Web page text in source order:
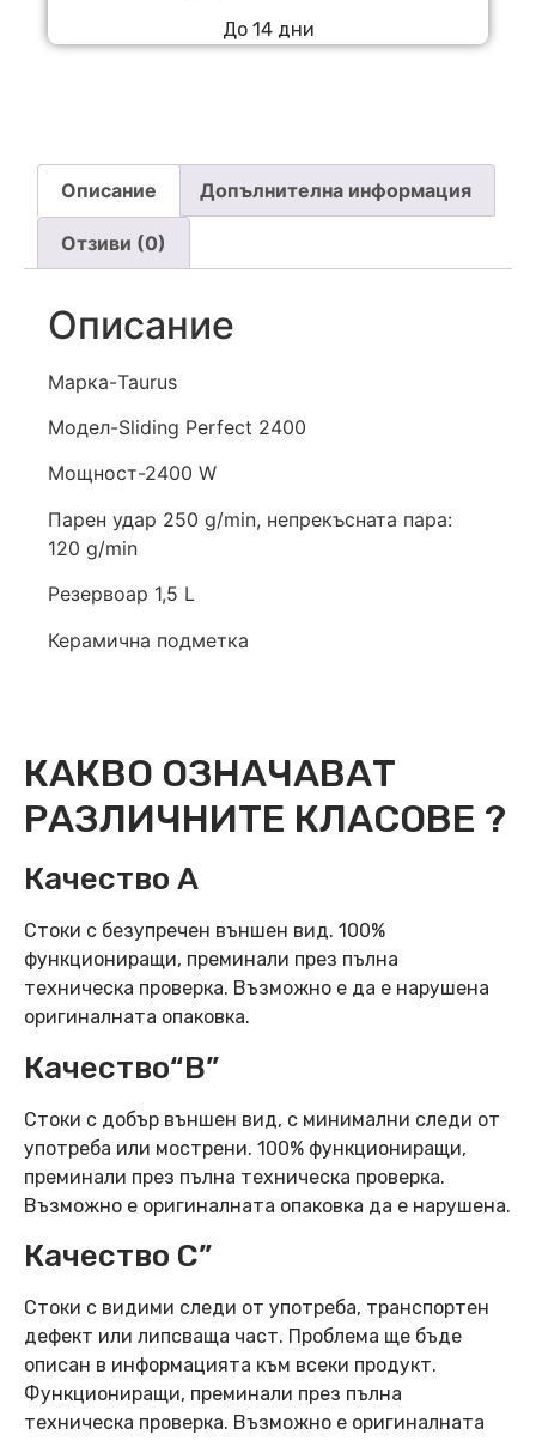
До 14 дни
Описание Допълнителна информация
Отзиви (0)
Описание
Марка-Taurus
Модел-Sliding Perfect 2400
Мощност-2400 W
Парен удар 250 g/min, непрекъсната пара:
120 g/min
Резервоар 1,5 L
Керамична подметка
КАКВО ОЗНАЧАВАТ
РАЗЛИЧНИТЕ КЛАСОВЕ ?
Качество А
Стоки с безупречен външен вид. 100%
функциониращи, преминали през пълна
техническа проверка. Възможно е да е нарушена
оригиналната опаковка.
Качество“B”
Стоки с добър външен вид, с минимални следи от
употреба или мострени. 100% функциониращи,
преминали през пълна техническа проверка.
Възможно е оригиналната опаковка да е нарушена.
Качество C”
Стоки с видими следи от употреба, транспортен
дефект или липсваща част. Проблема ще бъде
описан в информацията към всеки продукт.
Функциониращи, преминали през пълна
техническа проверка. Възможно е оригиналната